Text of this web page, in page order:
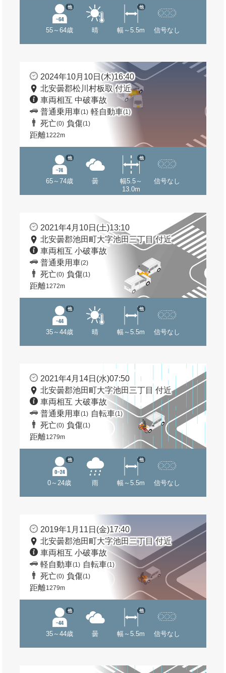
55～64歳
他
晴 幅～5.5m
他
信号なし
2024年10月10日(木)16:40
北安曇郡松川村板取 付近
車両相互 中破事故
普通乗用車(1) 軽自動車(1)
死亡(0) 負傷(1)
距離1222m
65～74歳
他
曇
幅5.5～
13.0m
他
信号なし
2021年4月10日(土)13:10
北安曇郡池田町大字池田三丁目 付近
車両相互 小破事故
普通乗用車(2)
死亡(0) 負傷(1)
距離1272m
35～44歳
他
晴 幅～5.5m
他
信号なし
2021年4月14日(水)07:50
北安曇郡池田町大字池田三丁目 付近
車両相互 大破事故
普通乗用車(1) 自転車(1)
死亡(0) 負傷(1)
距離1279m
0～24歳
他
雨 幅～5.5m
他
信号なし
2019年1月11日(金)17:40
北安曇郡池田町大字池田三丁目 付近
車両相互 小破事故
軽自動車(1) 自転車(1)
死亡(0) 負傷(1)
距離1279m
35～44歳
他
曇 幅～5.5m
他
信号なし